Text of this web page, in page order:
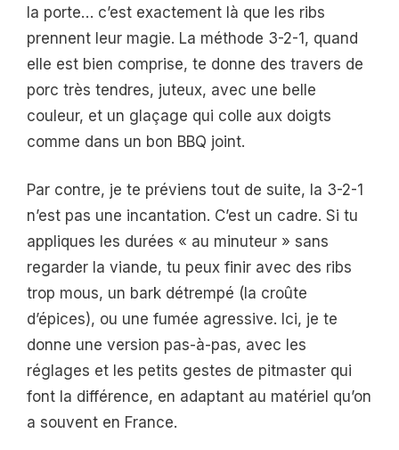
la porte… c’est exactement là que les ribs
prennent leur magie. La méthode 3-2-1, quand
elle est bien comprise, te donne des travers de
porc très tendres, juteux, avec une belle
couleur, et un glaçage qui colle aux doigts
comme dans un bon BBQ joint.
Par contre, je te préviens tout de suite, la 3-2-1
n’est pas une incantation. C’est un cadre. Si tu
appliques les durées « au minuteur » sans
regarder la viande, tu peux finir avec des ribs
trop mous, un bark détrempé (la croûte
d’épices), ou une fumée agressive. Ici, je te
donne une version pas-à-pas, avec les
réglages et les petits gestes de pitmaster qui
font la différence, en adaptant au matériel qu’on
a souvent en France.